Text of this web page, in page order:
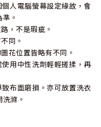
人電腦螢幕設定緣故，會
。
，不是瑕疵。
同。
花位置皆略有不同。
用中性洗劑輕輕搓揉，再
布面磨損。亦可放置洗衣
滌。